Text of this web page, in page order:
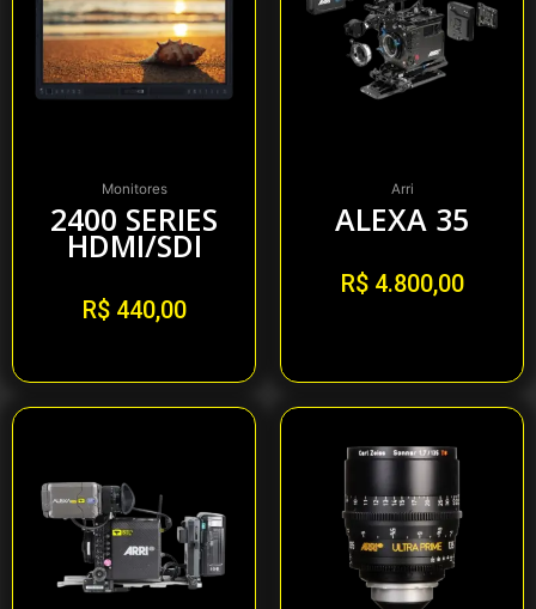
Monitores
2400 SERIES
HDMI/SDI
R$440,00
Arri
ALEXA 35
R$4.800,00